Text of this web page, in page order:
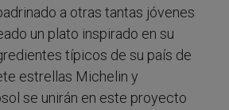
a otras tantas jóvenes
un plato inspirado en su
típicos de su país de
estrellas Michelin y
se unirán en este proyecto